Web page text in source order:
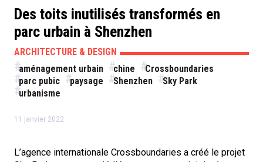
Des toits inutilisés transformés en
parc urbain à Shenzhen
ARCHITECTURE & DESIGN
aménagement urbain
chine
Crossboundaries
parc pubic
paysage Shenzhen
Sky Park
urbanisme
11 janvier 2022
L’agence internationale Crossboundaries a créé le projet